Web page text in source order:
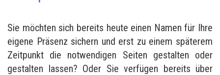
Sie möchten sich bereits heute einen Namen für Ihre
eigene Präsenz sichern und erst zu einem späterem
Zeitpunkt die notwendigen Seiten gestalten oder
gestalten lassen? Oder Sie verfügen bereits über